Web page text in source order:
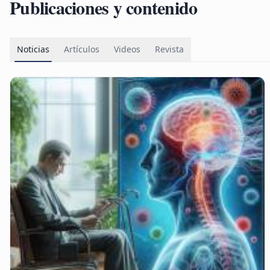
Publicaciones y contenido
Noticias Artículos Videos Revista